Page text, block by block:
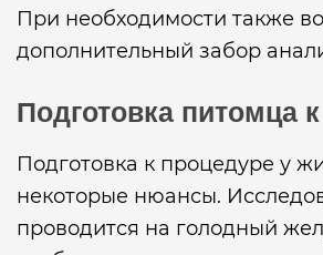
При необходимости также
дополнительный забор
Подготовка питомца
Подготовка к процедуре у
некоторые нюансы.
проводится на голодный